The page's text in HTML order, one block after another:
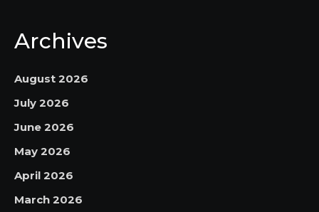
Archives
August 2026
July 2026
June 2026
May 2026
April 2026
March 2026